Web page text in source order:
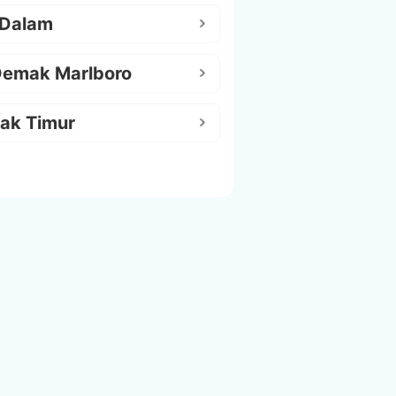
Marlboro
Timur